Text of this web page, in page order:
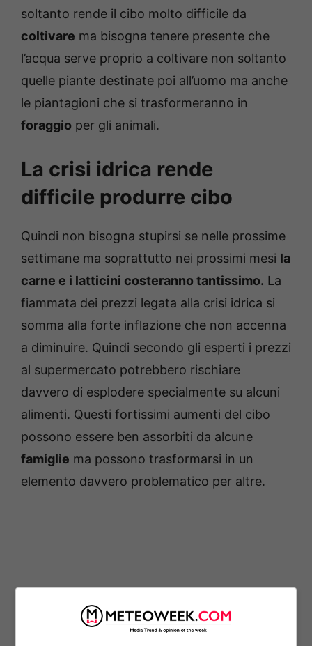
soltanto rende il cibo molto difficile da
coltivare ma bisogna tenere presente che
l’acqua serve proprio a coltivare non soltanto
quelle piante destinate poi all’uomo ma anche
le piantagioni che si trasformeranno in
foraggio per gli animali.
La crisi idrica rende
difficile produrre cibo
Quindi non bisogna stupirsi se nelle prossime
settimane ma soprattutto nei prossimi mesi la
carne e i latticini costeranno tantissimo. La
fiammata dei prezzi legata alla crisi idrica si
somma alla forte inflazione che non accenna
a diminuire. Quindi secondo gli esperti i prezzi
al supermercato potrebbero rischiare
davvero di esplodere specialmente su alcuni
alimenti. Questi fortissimi aumenti del cibo
possono essere ben assorbiti da alcune
famiglie ma possono trasformarsi in un
elemento davvero problematico per altre.